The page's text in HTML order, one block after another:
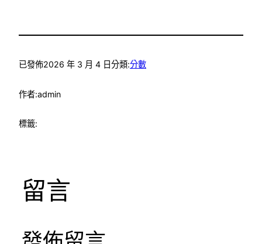
已發佈2026 年 3 月 4 日分類:分數
作者:admin
標籤:
留言